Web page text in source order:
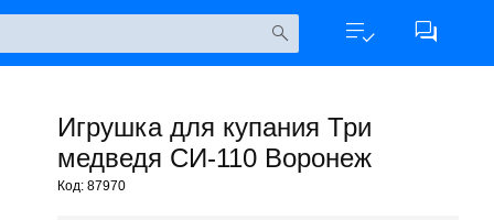
Игрушка для купания Три
медведя СИ-110 Воронеж
Код: 87970